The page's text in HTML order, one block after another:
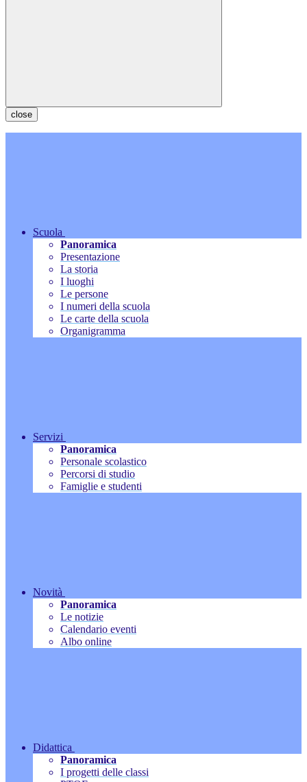
close
Scuola
Panoramica
Presentazione
La storia
I luoghi
Le persone
I numeri della scuola
Le carte della scuola
Organigramma
Servizi
Panoramica
Personale scolastico
Percorsi di studio
Famiglie e studenti
Novità
Panoramica
Le notizie
Calendario eventi
Albo online
Didattica
Panoramica
I progetti delle classi